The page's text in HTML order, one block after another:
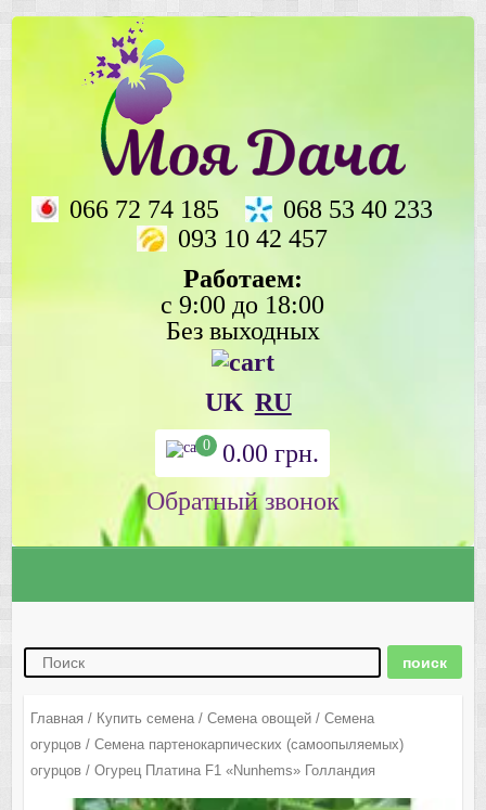
066 72 74 185
068 53 40 233
093 10 42 457
Работаем:
с 9:00 до 18:00
Без выходных
UK RU
0 0.00грн.
Главная / Купить семена/ Семена овощей/ Семена
огурцов/ Семена партенокарпических (самоопыляемых)
огурцов/ Огурец Платина F1 «Nunhems» Голландия